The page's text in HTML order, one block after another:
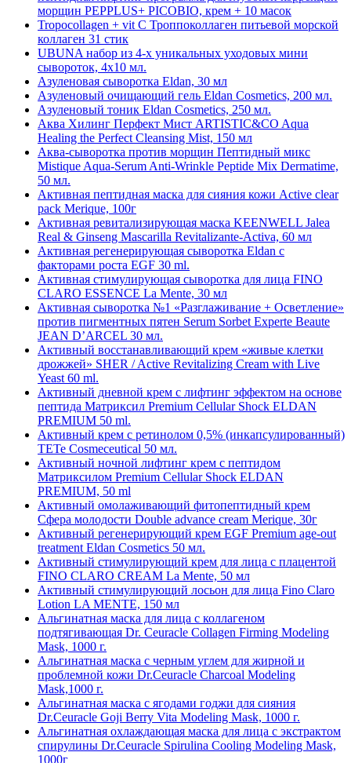
морщин PEPPLUS+ PICOBIO, крем + 10 масок
Tropocollagen + vit C Троппоколлаген питьевой морской
коллаген 31 стик
UBUNA набор из 4-х уникальных уходовых мини
сывороток, 4х10 мл.
Азуленовая сыворотка Eldan, 30 мл
Азуленовый очищающий гель Eldan Cosmetics, 200 мл.
Азуленовый тоник Eldan Cosmetics, 250 мл.
Аква Хилинг Перфект Мист ARTISTIC&CO Aqua
Healing the Perfect Cleansing Mist, 150 мл
Аква-сыворотка против морщин Пептидный микс
Mistique Aqua-Serum Anti-Wrinkle Peptide Mix Dermatime,
50 мл.
Активная пептидная маска для сияния кожи Active clear
pack Merique, 100г
Активная ревитализирующая маска KEENWELL Jalea
Real & Ginseng Mascarilla Revitalizante-Activa, 60 мл
Активная регенерирующая сыворотка Eldan с
факторами роста EGF 30 ml.
Активная стимулирующая сыворотка для лица FINO
CLARO ESSENCE La Mente, 30 мл
Активная сыворотка №1 «Разглаживание + Осветление»
против пигментных пятен Serum Sorbet Experte Beaute
JEAN D’ARCEL 30 мл.
Активный восстанавливающий крем «живые клетки
дрожжей» SHER / Active Revitalizing Cream with Live
Yeast 60 ml.
Активный дневной крем с лифтинг эффектом на основе
пептида Матриксил Premium Cellular Shock ELDAN
PREMIUM 50 ml.
Активный крем с ретинолом 0,5% (инкапсулированный)
TETe Cosmeceutical 50 мл.
Активный ночной лифтинг крем с пептидом
Матриксилом Premium Cellular Shock ELDAN
PREMIUM, 50 ml
Активный омолаживающий фитопептидный крем
Сфера молодости Double advance cream Merique, 30г
Активный регенерирующий крем EGF Premium age-out
treatment Eldan Cosmetics 50 мл.
Активный стимулирующий крем для лица с плацентой
FINO CLARO CREAM La Mente, 50 мл
Активный стимулирующий лосьон для лица Fino Claro
Lotion LA MENTE, 150 мл
Альгинатная маска для лица с коллагеном
подтягивающая Dr. Ceuracle Collagen Firming Modeling
Mask, 1000 г.
Альгинатная маска с черным углем для жирной и
проблемной кожи Dr.Ceuracle Charcoal Modeling
Mask,1000 г.
Альгинатная маска с ягодами годжи для сияния
Dr.Ceuracle Goji Berry Vita Modeling Mask, 1000 г.
Альгинатная охлаждающая маска для лица с экстрактом
спирулины Dr.Ceuracle Spirulina Cooling Modeling Mask,
1000г